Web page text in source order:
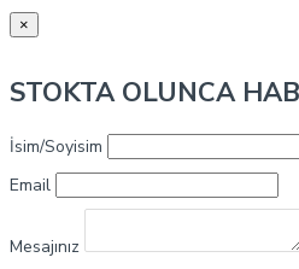
×
STOKTA OLUNCA
İsim/Soyisim
Email
Mesajınız